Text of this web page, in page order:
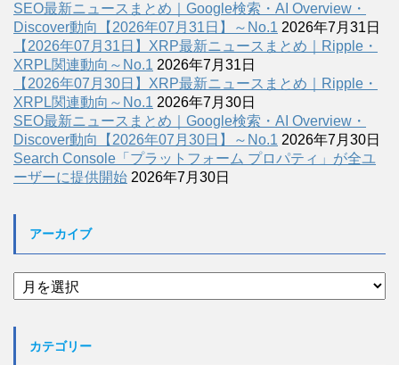
SEO最新ニュースまとめ｜Google検索・AI Overview・
Discover動向【2026年07月31日】～No.1 2026年7月31日
【2026年07月31日】XRP最新ニュースまとめ｜Ripple・
XRPL関連動向～No.1 2026年7月31日
【2026年07月30日】XRP最新ニュースまとめ｜Ripple・
XRPL関連動向～No.1 2026年7月30日
SEO最新ニュースまとめ｜Google検索・AI Overview・
Discover動向【2026年07月30日】～No.1 2026年7月30日
Search Console「プラットフォーム プロパティ」が全ユ
ーザーに提供開始 2026年7月30日
アーカイブ
ア
ー
カテゴリー